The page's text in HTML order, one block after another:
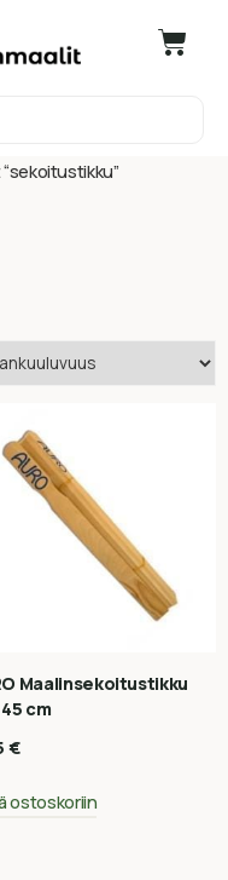
Maalinsekoitustikku
cm
€
ostoskoriin